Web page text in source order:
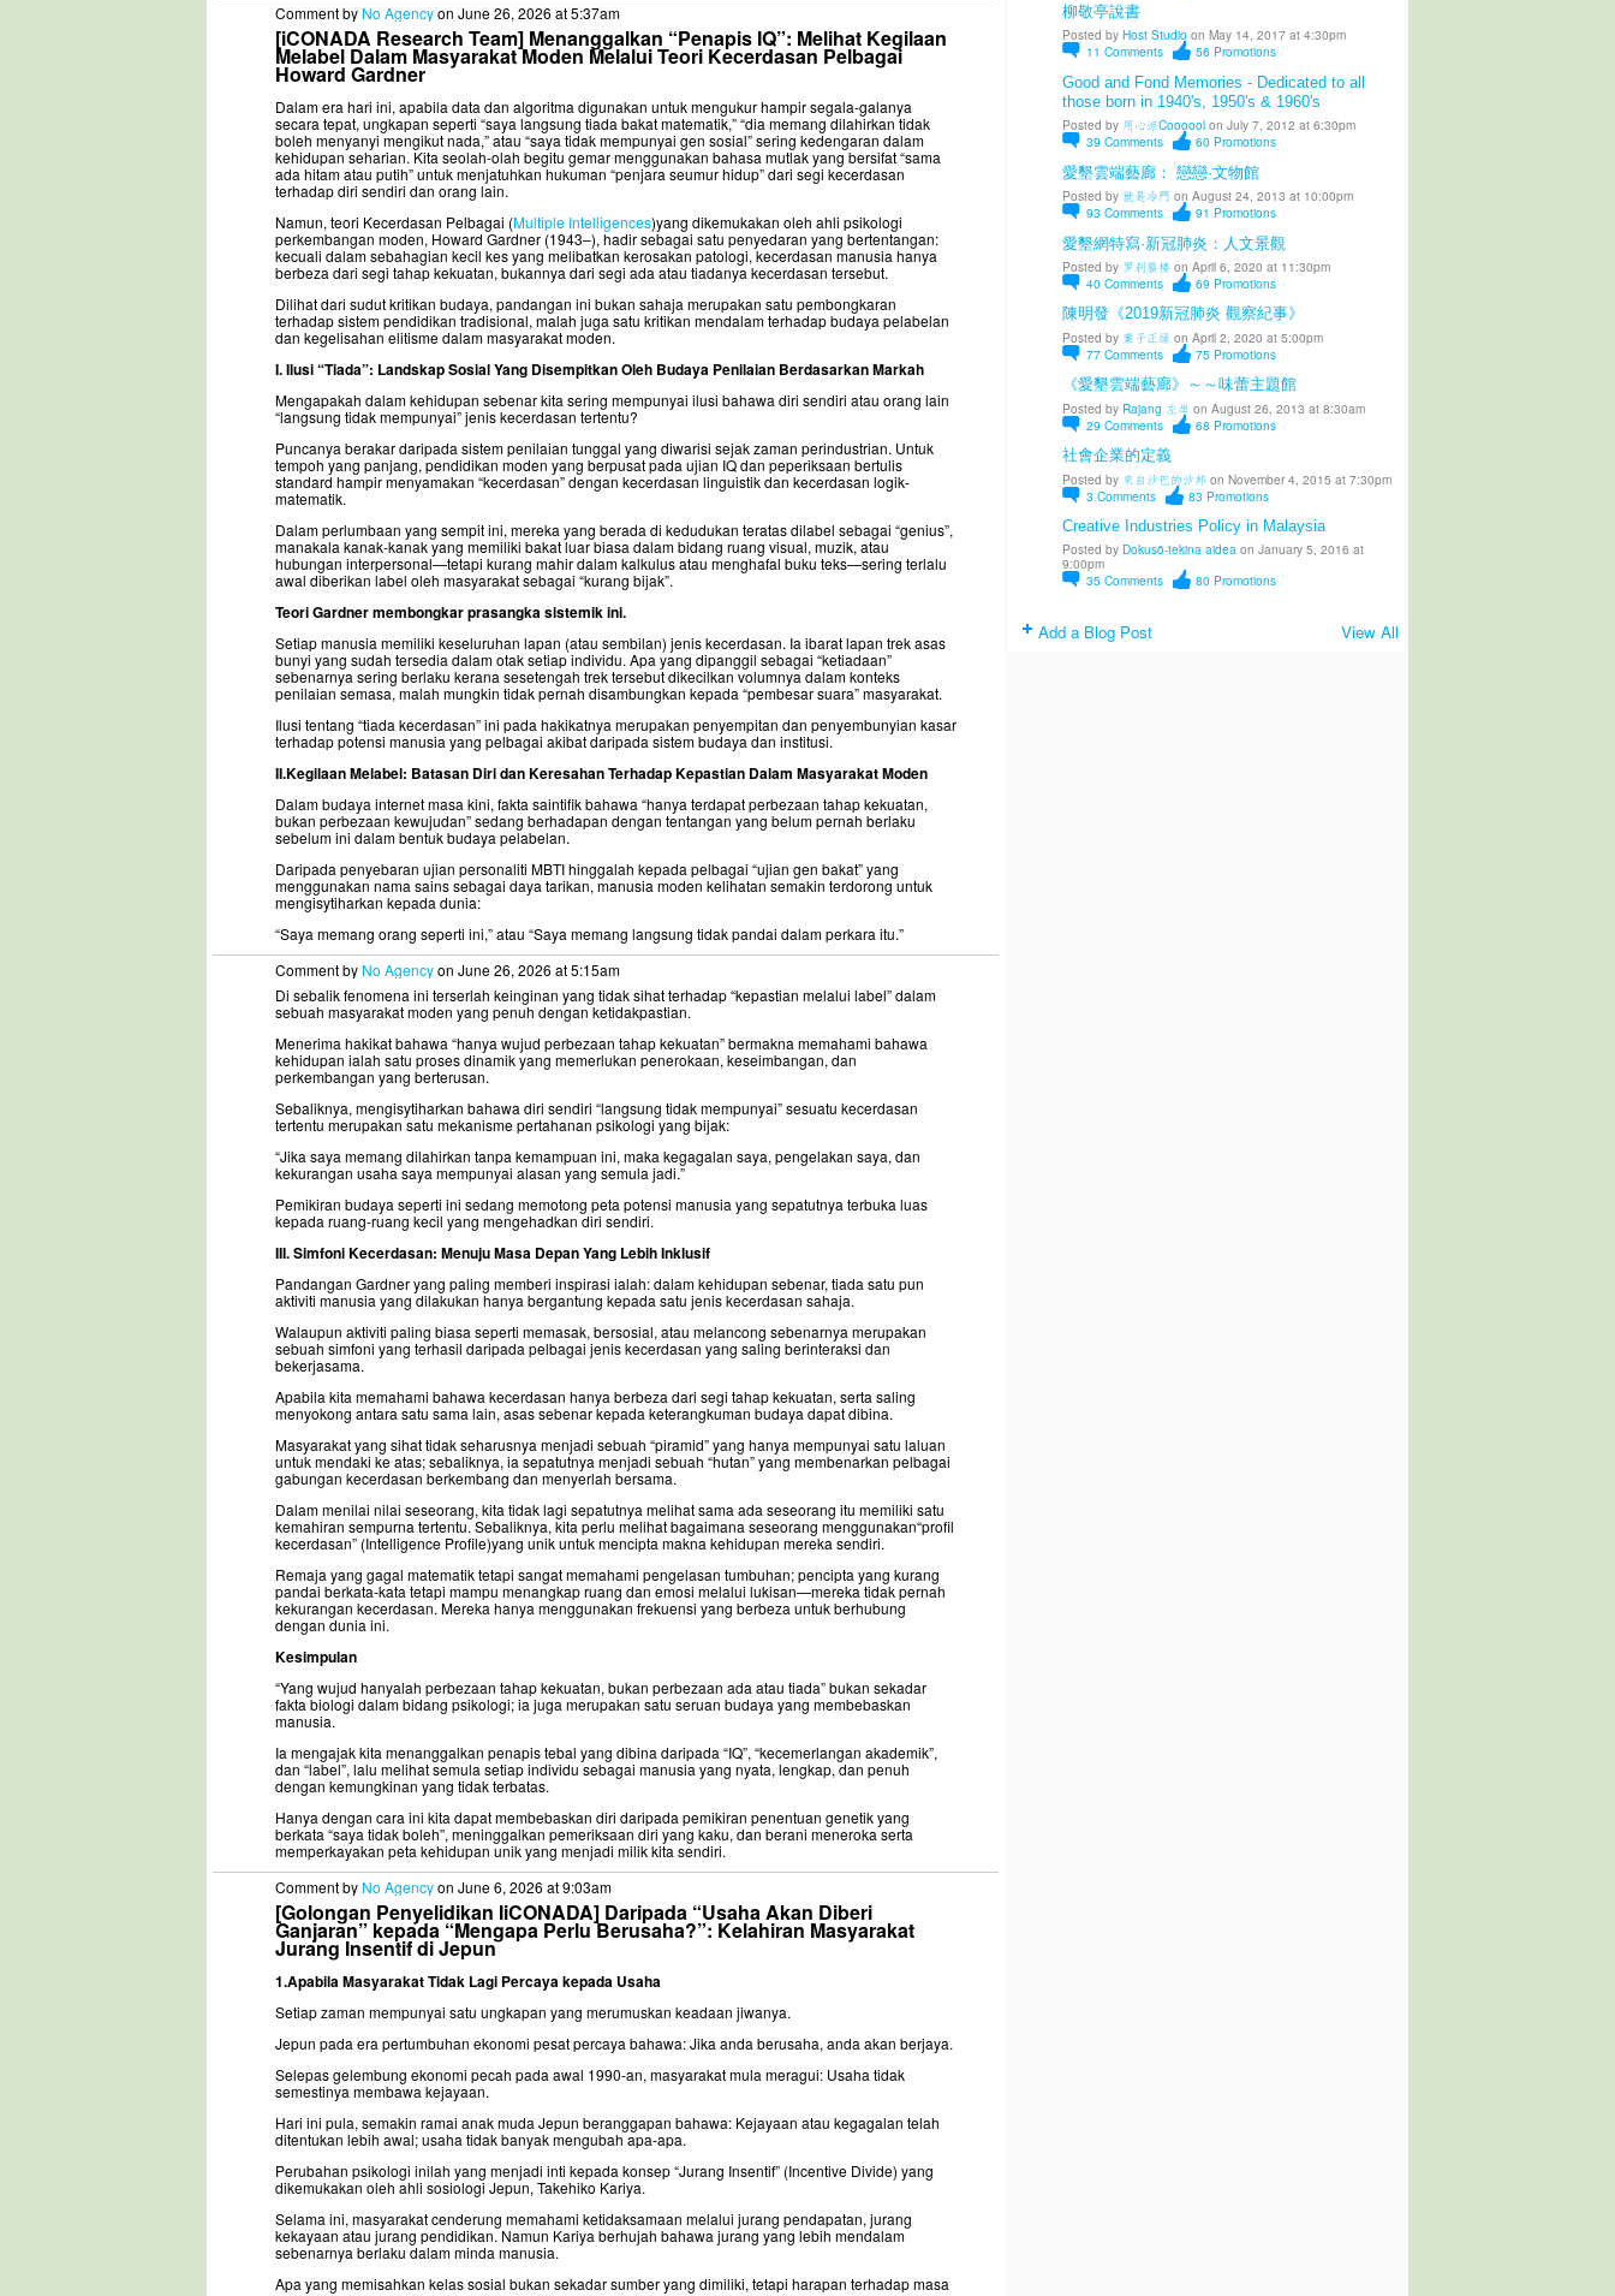
Comment by No Agencyon June 26, 2026 at 5:37am
[iCONADA Research Team] Menanggalkan “Penapis IQ”: Melihat Kegilaan
Melabel Dalam Masyarakat Moden Melalui Teori Kecerdasan Pelbagai
Howard Gardner
Dalam era hari ini, apabila data dan algoritma digunakan untuk mengukur hampir segala-galanya
secara tepat, ungkapan seperti “saya langsung tiada bakat matematik,” “dia memang dilahirkan tidak
boleh menyanyi mengikut nada,” atau “saya tidak mempunyai gen sosial” sering kedengaran dalam
kehidupan seharian. Kita seolah-olah begitu gemar menggunakan bahasa mutlak yang bersifat “sama
ada hitam atau putih” untuk menjatuhkan hukuman “penjara seumur hidup” dari segi kecerdasan
terhadap diri sendiri dan orang lain.
Namun, teori Kecerdasan Pelbagai (Multiple Intelligences)yang dikemukakan oleh ahli psikologi
perkembangan moden, Howard Gardner (1943–), hadir sebagai satu penyedaran yang bertentangan:
kecuali dalam sebahagian kecil kes yang melibatkan kerosakan patologi, kecerdasan manusia hanya
berbeza dari segi tahap kekuatan, bukannya dari segi ada atau tiadanya kecerdasan tersebut.
Dilihat dari sudut kritikan budaya, pandangan ini bukan sahaja merupakan satu pembongkaran
terhadap sistem pendidikan tradisional, malah juga satu kritikan mendalam terhadap budaya pelabelan
dan kegelisahan elitisme dalam masyarakat moden.
I. Ilusi “Tiada”: Landskap Sosial Yang Disempitkan Oleh Budaya Penilaian Berdasarkan Markah
Mengapakah dalam kehidupan sebenar kita sering mempunyai ilusi bahawa diri sendiri atau orang lain
“langsung tidak mempunyai” jenis kecerdasan tertentu?
Puncanya berakar daripada sistem penilaian tunggal yang diwarisi sejak zaman perindustrian. Untuk
tempoh yang panjang, pendidikan moden yang berpusat pada ujian IQ dan peperiksaan bertulis
standard hampir menyamakan “kecerdasan” dengan kecerdasan linguistik dan kecerdasan logik-
matematik.
Dalam perlumbaan yang sempit ini, mereka yang berada di kedudukan teratas dilabel sebagai “genius”,
manakala kanak-kanak yang memiliki bakat luar biasa dalam bidang ruang visual, muzik, atau
hubungan interpersonal—tetapi kurang mahir dalam kalkulus atau menghafal buku teks—sering terlalu
awal diberikan label oleh masyarakat sebagai “kurang bijak”.
Teori Gardner membongkar prasangka sistemik ini.
Setiap manusia memiliki keseluruhan lapan (atau sembilan) jenis kecerdasan. Ia ibarat lapan trek asas
bunyi yang sudah tersedia dalam otak setiap individu. Apa yang dipanggil sebagai “ketiadaan”
sebenarnya sering berlaku kerana sesetengah trek tersebut dikecilkan volumnya dalam konteks
penilaian semasa, malah mungkin tidak pernah disambungkan kepada “pembesar suara” masyarakat.
Ilusi tentang “tiada kecerdasan” ini pada hakikatnya merupakan penyempitan dan penyembunyian kasar
terhadap potensi manusia yang pelbagai akibat daripada sistem budaya dan institusi.
II.Kegilaan Melabel: Batasan Diri dan Keresahan Terhadap Kepastian Dalam Masyarakat Moden
Dalam budaya internet masa kini, fakta saintifik bahawa “hanya terdapat perbezaan tahap kekuatan,
bukan perbezaan kewujudan” sedang berhadapan dengan tentangan yang belum pernah berlaku
sebelum ini dalam bentuk budaya pelabelan.
Daripada penyebaran ujian personaliti MBTI hinggalah kepada pelbagai “ujian gen bakat” yang
menggunakan nama sains sebagai daya tarikan, manusia moden kelihatan semakin terdorong untuk
mengisytiharkan kepada dunia:
“Saya memang orang seperti ini,” atau “Saya memang langsung tidak pandai dalam perkara itu.”
Comment by No Agencyon June 26, 2026 at 5:15am
Di sebalik fenomena ini terserlah keinginan yang tidak sihat terhadap “kepastian melalui label” dalam
sebuah masyarakat moden yang penuh dengan ketidakpastian.
Menerima hakikat bahawa “hanya wujud perbezaan tahap kekuatan” bermakna memahami bahawa
kehidupan ialah satu proses dinamik yang memerlukan penerokaan, keseimbangan, dan
perkembangan yang berterusan.
Sebaliknya, mengisytiharkan bahawa diri sendiri “langsung tidak mempunyai” sesuatu kecerdasan
tertentu merupakan satu mekanisme pertahanan psikologi yang bijak:
“Jika saya memang dilahirkan tanpa kemampuan ini, maka kegagalan saya, pengelakan saya, dan
kekurangan usaha saya mempunyai alasan yang semula jadi.”
Pemikiran budaya seperti ini sedang memotong peta potensi manusia yang sepatutnya terbuka luas
kepada ruang-ruang kecil yang mengehadkan diri sendiri.
III. Simfoni Kecerdasan: Menuju Masa Depan Yang Lebih Inklusif
Pandangan Gardner yang paling memberi inspirasi ialah: dalam kehidupan sebenar, tiada satu pun
aktiviti manusia yang dilakukan hanya bergantung kepada satu jenis kecerdasan sahaja.
Walaupun aktiviti paling biasa seperti memasak, bersosial, atau melancong sebenarnya merupakan
sebuah simfoni yang terhasil daripada pelbagai jenis kecerdasan yang saling berinteraksi dan
bekerjasama.
Apabila kita memahami bahawa kecerdasan hanya berbeza dari segi tahap kekuatan, serta saling
menyokong antara satu sama lain, asas sebenar kepada keterangkuman budaya dapat dibina.
Masyarakat yang sihat tidak seharusnya menjadi sebuah “piramid” yang hanya mempunyai satu laluan
untuk mendaki ke atas; sebaliknya, ia sepatutnya menjadi sebuah “hutan” yang membenarkan pelbagai
gabungan kecerdasan berkembang dan menyerlah bersama.
Dalam menilai nilai seseorang, kita tidak lagi sepatutnya melihat sama ada seseorang itu memiliki satu
kemahiran sempurna tertentu. Sebaliknya, kita perlu melihat bagaimana seseorang menggunakan“profil
kecerdasan” (Intelligence Profile)yang unik untuk mencipta makna kehidupan mereka sendiri.
Remaja yang gagal matematik tetapi sangat memahami pengelasan tumbuhan; pencipta yang kurang
pandai berkata-kata tetapi mampu menangkap ruang dan emosi melalui lukisan—mereka tidak pernah
kekurangan kecerdasan. Mereka hanya menggunakan frekuensi yang berbeza untuk berhubung
dengan dunia ini.
Kesimpulan
“Yang wujud hanyalah perbezaan tahap kekuatan, bukan perbezaan ada atau tiada” bukan sekadar
fakta biologi dalam bidang psikologi; ia juga merupakan satu seruan budaya yang membebaskan
manusia.
Ia mengajak kita menanggalkan penapis tebal yang dibina daripada “IQ”, “kecemerlangan akademik”,
dan “label”, lalu melihat semula setiap individu sebagai manusia yang nyata, lengkap, dan penuh
dengan kemungkinan yang tidak terbatas.
Hanya dengan cara ini kita dapat membebaskan diri daripada pemikiran penentuan genetik yang
berkata “saya tidak boleh”, meninggalkan pemeriksaan diri yang kaku, dan berani meneroka serta
memperkayakan peta kehidupan unik yang menjadi milik kita sendiri.
Comment by No Agencyon June 6, 2026 at 9:03am
[Golongan Penyelidikan IiCONADA] Daripada “Usaha Akan Diberi
Ganjaran” kepada “Mengapa Perlu Berusaha?”: Kelahiran Masyarakat
Jurang Insentif di Jepun
1.Apabila Masyarakat Tidak Lagi Percaya kepada Usaha
Setiap zaman mempunyai satu ungkapan yang merumuskan keadaan jiwanya.
Jepun pada era pertumbuhan ekonomi pesat percaya bahawa: Jika anda berusaha, anda akan berjaya.
Selepas gelembung ekonomi pecah pada awal 1990-an, masyarakat mula meragui: Usaha tidak
semestinya membawa kejayaan.
Hari ini pula, semakin ramai anak muda Jepun beranggapan bahawa: Kejayaan atau kegagalan telah
ditentukan lebih awal; usaha tidak banyak mengubah apa-apa.
Perubahan psikologi inilah yang menjadi inti kepada konsep “Jurang Insentif” (Incentive Divide) yang
dikemukakan oleh ahli sosiologi Jepun, Takehiko Kariya.
Selama ini, masyarakat cenderung memahami ketidaksamaan melalui jurang pendapatan, jurang
kekayaan atau jurang pendidikan. Namun Kariya berhujah bahawa jurang yang lebih mendalam
sebenarnya berlaku dalam minda manusia.
Apa yang memisahkan kelas sosial bukan sekadar sumber yang dimiliki, tetapi harapan terhadap masa
柳敬亭說書
Posted by Host Studioon May 14, 2017 at 4:30pm
11 Comments 56 Promotions
Good and Fond Memories - Dedicated to all
those born in 1940's, 1950's & 1960's
Posted by 用心涼Cooooolon July 7, 2012 at 6:30pm
39 Comments 60 Promotions
愛墾雲端藝廊： 戀戀·文物館
Posted by 就是冷門 on August 24, 2013 at 10:00pm
93 Comments 91 Promotions
愛墾網特寫·新冠肺炎：人文景觀
Posted by 罗刹蜃楼 on April 6, 2020 at 11:30pm
40 Comments 69 Promotions
陳明發《2019新冠肺炎 觀察紀事》
Posted by 葉子正绿 on April 2, 2020 at 5:00pm
77 Comments 75 Promotions
《愛墾雲端藝廊》～～味蕾主題館
Posted by Rajang 左岸 on August 26, 2013 at 8:30am
29 Comments 68 Promotions
社會企業的定義
Posted by 來自沙巴的沙邦 on November 4, 2015 at 7:30pm
3 Comments 83 Promotions
Creative Industries Policy in Malaysia
Posted by Dokusō-tekina aideaon January 5, 2016 at
9:00pm
35 Comments 80 Promotions
Add a Blog Post View All